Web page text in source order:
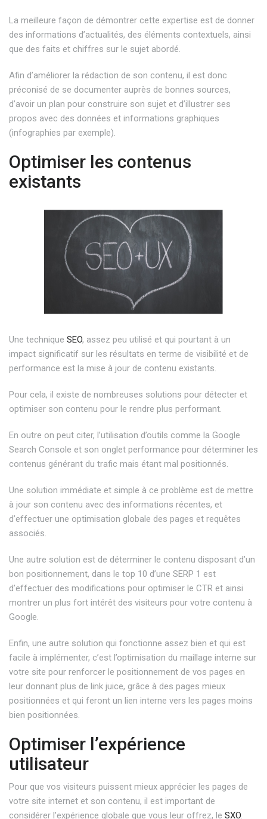
La meilleure façon de démontrer cette expertise est de donner
des informations d’actualités, des éléments contextuels, ainsi
que des faits et chiffres sur le sujet abordé.
Afin d’améliorer la rédaction de son contenu, il est donc
préconisé de se documenter auprès de bonnes sources,
d’avoir un plan pour construire son sujet et d’illustrer ses
propos avec des données et informations graphiques
(infographies par exemple).
Optimiser les contenus
existants
Une technique SEO, assez peu utilisé et qui pourtant à un
impact significatif sur les résultats en terme de visibilité et de
performance est la mise à jour de contenu existants.
Pour cela, il existe de nombreuses solutions pour détecter et
optimiser son contenu pour le rendre plus performant.
En outre on peut citer, l’utilisation d’outils comme la Google
Search Console et son onglet performance pour déterminer les
contenus générant du trafic mais étant mal positionnés.
Une solution immédiate et simple à ce problème est de mettre
à jour son contenu avec des informations récentes, et
d’effectuer une optimisation globale des pages et requêtes
associés.
Une autre solution est de déterminer le contenu disposant d’un
bon positionnement, dans le top 10 d’une SERP 1 est
d’effectuer des modifications pour optimiser le CTR et ainsi
montrer un plus fort intérêt des visiteurs pour votre contenu à
Google.
Enfin, une autre solution qui fonctionne assez bien et qui est
facile à implémenter, c’est l’optimisation du maillage interne sur
votre site pour renforcer le positionnement de vos pages en
leur donnant plus de link juice, grâce à des pages mieux
positionnées et qui feront un lien interne vers les pages moins
bien positionnées.
Optimiser l’expérience
utilisateur
Pour que vos visiteurs puissent mieux apprécier les pages de
votre site internet et son contenu, il est important de
considérer l’expérience globale que vous leur offrez, le SXO.